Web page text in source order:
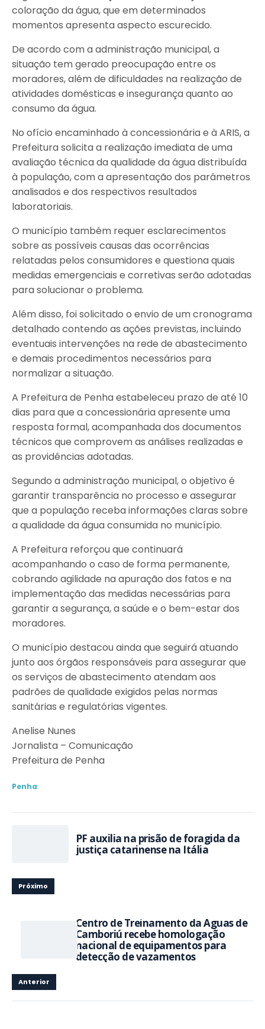
coloração da água, que em determinados
momentos apresenta aspecto escurecido.
De acordo com a administração municipal, a
situação tem gerado preocupação entre os
moradores, além de dificuldades na realização de
atividades domésticas e insegurança quanto ao
consumo da água.
No ofício encaminhado à concessionária e à ARIS, a
Prefeitura solicita a realização imediata de uma
avaliação técnica da qualidade da água distribuída
à população, com a apresentação dos parâmetros
analisados e dos respectivos resultados
laboratoriais.
O município também requer esclarecimentos
sobre as possíveis causas das ocorrências
relatadas pelos consumidores e questiona quais
medidas emergenciais e corretivas serão adotadas
para solucionar o problema.
Além disso, foi solicitado o envio de um cronograma
detalhado contendo as ações previstas, incluindo
eventuais intervenções na rede de abastecimento
e demais procedimentos necessários para
normalizar a situação.
A Prefeitura de Penha estabeleceu prazo de até 10
dias para que a concessionária apresente uma
resposta formal, acompanhada dos documentos
técnicos que comprovem as análises realizadas e
as providências adotadas.
Segundo a administração municipal, o objetivo é
garantir transparência no processo e assegurar
que a população receba informações claras sobre
a qualidade da água consumida no município.
A Prefeitura reforçou que continuará
acompanhando o caso de forma permanente,
cobrando agilidade na apuração dos fatos e na
implementação das medidas necessárias para
garantir a segurança, a saúde e o bem-estar dos
moradores.
O município destacou ainda que seguirá atuando
junto aos órgãos responsáveis para assegurar que
os serviços de abastecimento atendam aos
padrões de qualidade exigidos pelas normas
sanitárias e regulatórias vigentes.
Anelise Nunes
Jornalista – Comunicação
Prefeitura de Penha
Penha
PF auxilia na prisão de foragida da
justiça catarinense na Itália
Próximo
Centro de Treinamento da Águas de
Camboriú recebe homologação
nacional de equipamentos para
detecção de vazamentos
Anterior